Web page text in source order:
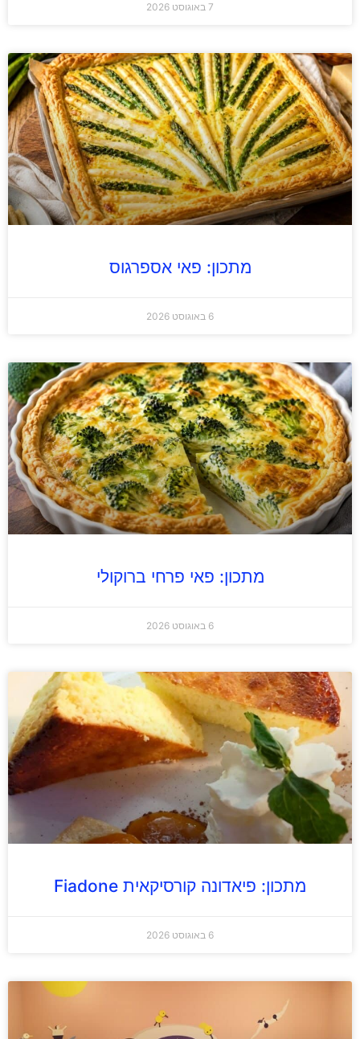
7 באוגוסט 2026
מתכון: פאי אספרגוס
6 באוגוסט 2026
מתכון: פאי פרחי ברוקולי
6 באוגוסט 2026
מתכון: פיאדונה קורסיקאית Fiadone
6 באוגוסט 2026